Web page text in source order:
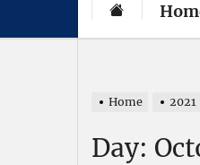
Home 2021
Day: